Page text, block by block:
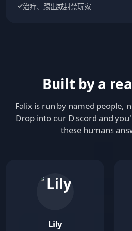
治疗、踢出或封禁玩家
Built by a
Falix is run by named people,
Drop into our Discord and
these humans
Lily